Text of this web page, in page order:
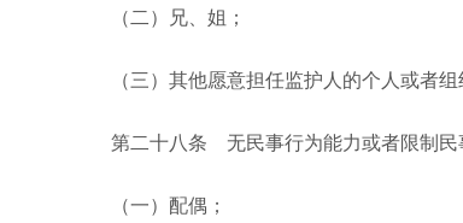
（二）兄、姐；
（三）其他愿意担任监护人的个人或者组
第二十八条 无民事行为能力或者限制民
（一）配偶；